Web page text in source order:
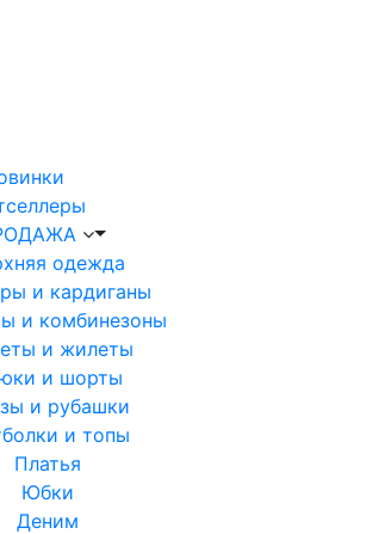
одежда
и кардиганы
и комбинезоны
и жилеты
и шорты
и рубашки
и топы
Платья
Юбки
Деним